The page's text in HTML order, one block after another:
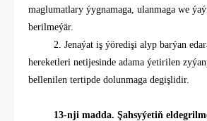
maglumatlary ýygnamaga, ulanmaga we
berilmeýär.
2. Jenaýat iş ýöredişi alyp barýan
hereketleri netijesinde adama ýetirilen
bellenilen tertipde dolunmaga degişlidir.
13-nji madda. Şahsyýetiň